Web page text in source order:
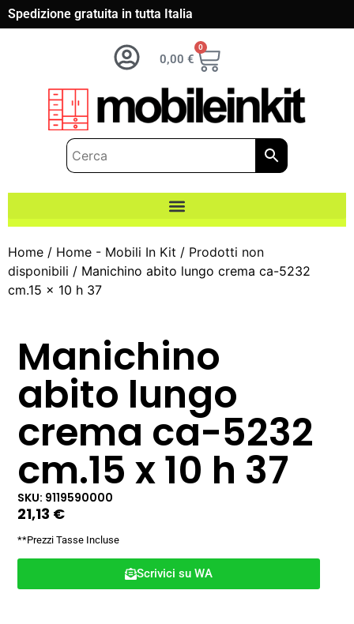
Spedizione gratuita in tutta Italia
0,00 €
0
Home / Home - Mobili In Kit / Prodotti non
disponibili / Manichino abito lungo crema ca-5232
cm.15 x 10 h 37
Manichino
abito lungo
crema ca-5232
cm.15 x 10 h 37
SKU: 9119590000
21,13 €
**Prezzi Tasse Incluse
Scrivici su WA